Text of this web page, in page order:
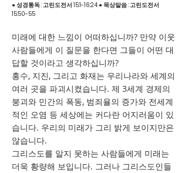
● 성경통독 : 고린도전서 15:1-16:24 ● 묵상말씀 : 고린도전서
15:50-55
미래에 대한 느낌이 어떠하십니까? 만약 이웃
사람들에게 이 질문을 한다면 그들이 어떤 대
답할 것이라고 생각하십니까?
홍수, 지진, 그리고 화재는 우리나라와 세계의
여러 곳을 파괴시켰습니다. 제 3세계 경제의
붕괴와 민간의 폭동, 범죄율의 증가와 전세계
적인 오염 등 세상에는 커다란 어지러움이 있
습니다. 우리의 미래가 그리 밝게 보이지만은
않습니다.
그리스도를 알지 못하는 사람들에게 미래는
더욱 황량해 보입니다. 그러나 그리스도인들